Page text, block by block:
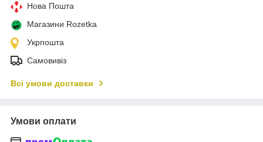
Нова Пошта
Магазини Rozetka
Укрпошта
Самовивіз
Всі умови доставки
Умови оплати